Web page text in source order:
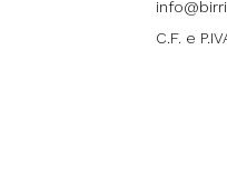
C.F. e